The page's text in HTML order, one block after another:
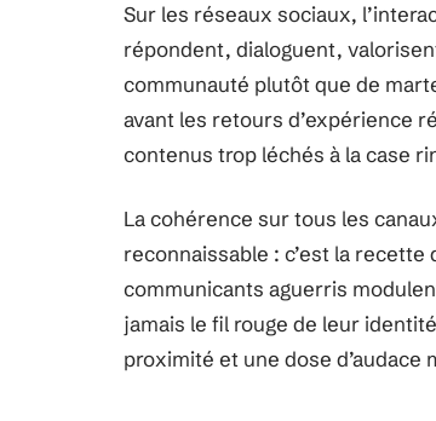
Sur les réseaux sociaux,
répondent, dialoguent,
communauté plutôt que de
avant les retours d’expérience
contenus trop léchés à la case
La cohérence sur tous les
reconnaissable : c’est la
communicants aguerris
jamais le fil rouge de leur
proximité et une dose d’audace